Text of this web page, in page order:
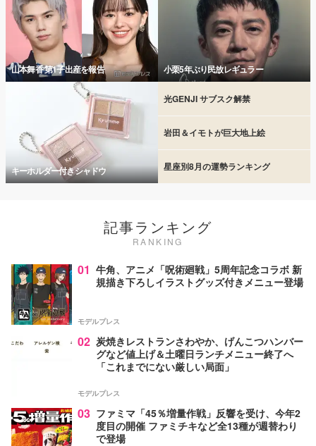
山本舞香 第1子出産を報告 小栗5年ぶり民放レギュラー
キーホルダー付きシャドウ
光GENJI サブスク解禁
岩田＆イモトが巨大地上絵
星座別8月の運勢ランキング
記事ランキング
RANKING
01 牛角、アニメ「呪術廻戦」5周年記念コラボ 新
規描き下ろしイラストグッズ付きメニュー登場
モデルプレス
02 炭焼きレストランさわやか、げんこつハンバー
グなど値上げ＆土曜日ランチメニュー終了へ
「これまでにない厳しい局面」
モデルプレス
03 ファミマ「45％増量作戦」反響を受け、今年2
度目の開催 ファミチキなど全13種が週替わり
で登場